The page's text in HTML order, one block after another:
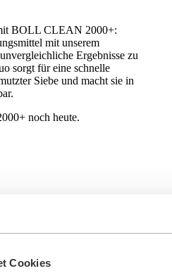
Cookies
BOLL CLEAN 2000+:
mit unserem
Ergebnisse zu
sorgt für eine schnelle
Siebe und macht sie in
noch heute.
1550 und